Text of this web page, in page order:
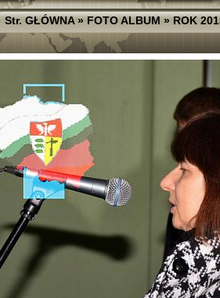
Str. GŁÓWNA»FOTO ALBUM»ROK